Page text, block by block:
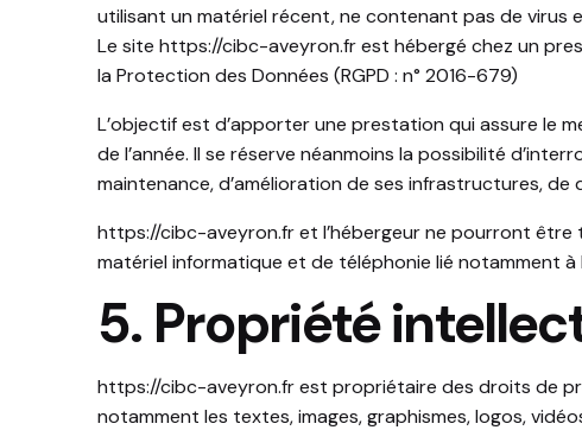
utilisant un matériel récent, ne contenant pas de
Le site https://cibc-aveyron.frest hébergé chez un
la Protection des Données (RGPD : n° 2016-679)
L’objectif est d’apporter une prestation qui assure le
de l’année. Il se réserve néanmoins la possibilité
maintenance, d’amélioration de ses infrastructures,
https://cibc-aveyron.fret l’hébergeur ne pourront
matériel informatique et de téléphonie lié notamment à
5. Propriété
https://cibc-aveyron.frest propriétaire des droits de
notamment les textes, images, graphismes, logos,